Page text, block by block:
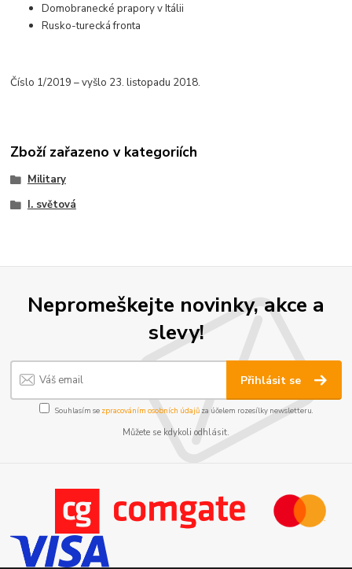
Domobranecké prapory v Itálii
Rusko-turecká fronta
Číslo 1/2019 – vyšlo 23. listopadu 2018.
Zboží zařazeno v kategoriích
Military
I. světová
Nepromeškejte novinky, akce a
slevy!
Přihlásit se
Souhlasím se zpracováním osobních údajůza účelem rozesílky newsletteru.
Můžete se kdykoli odhlásit.